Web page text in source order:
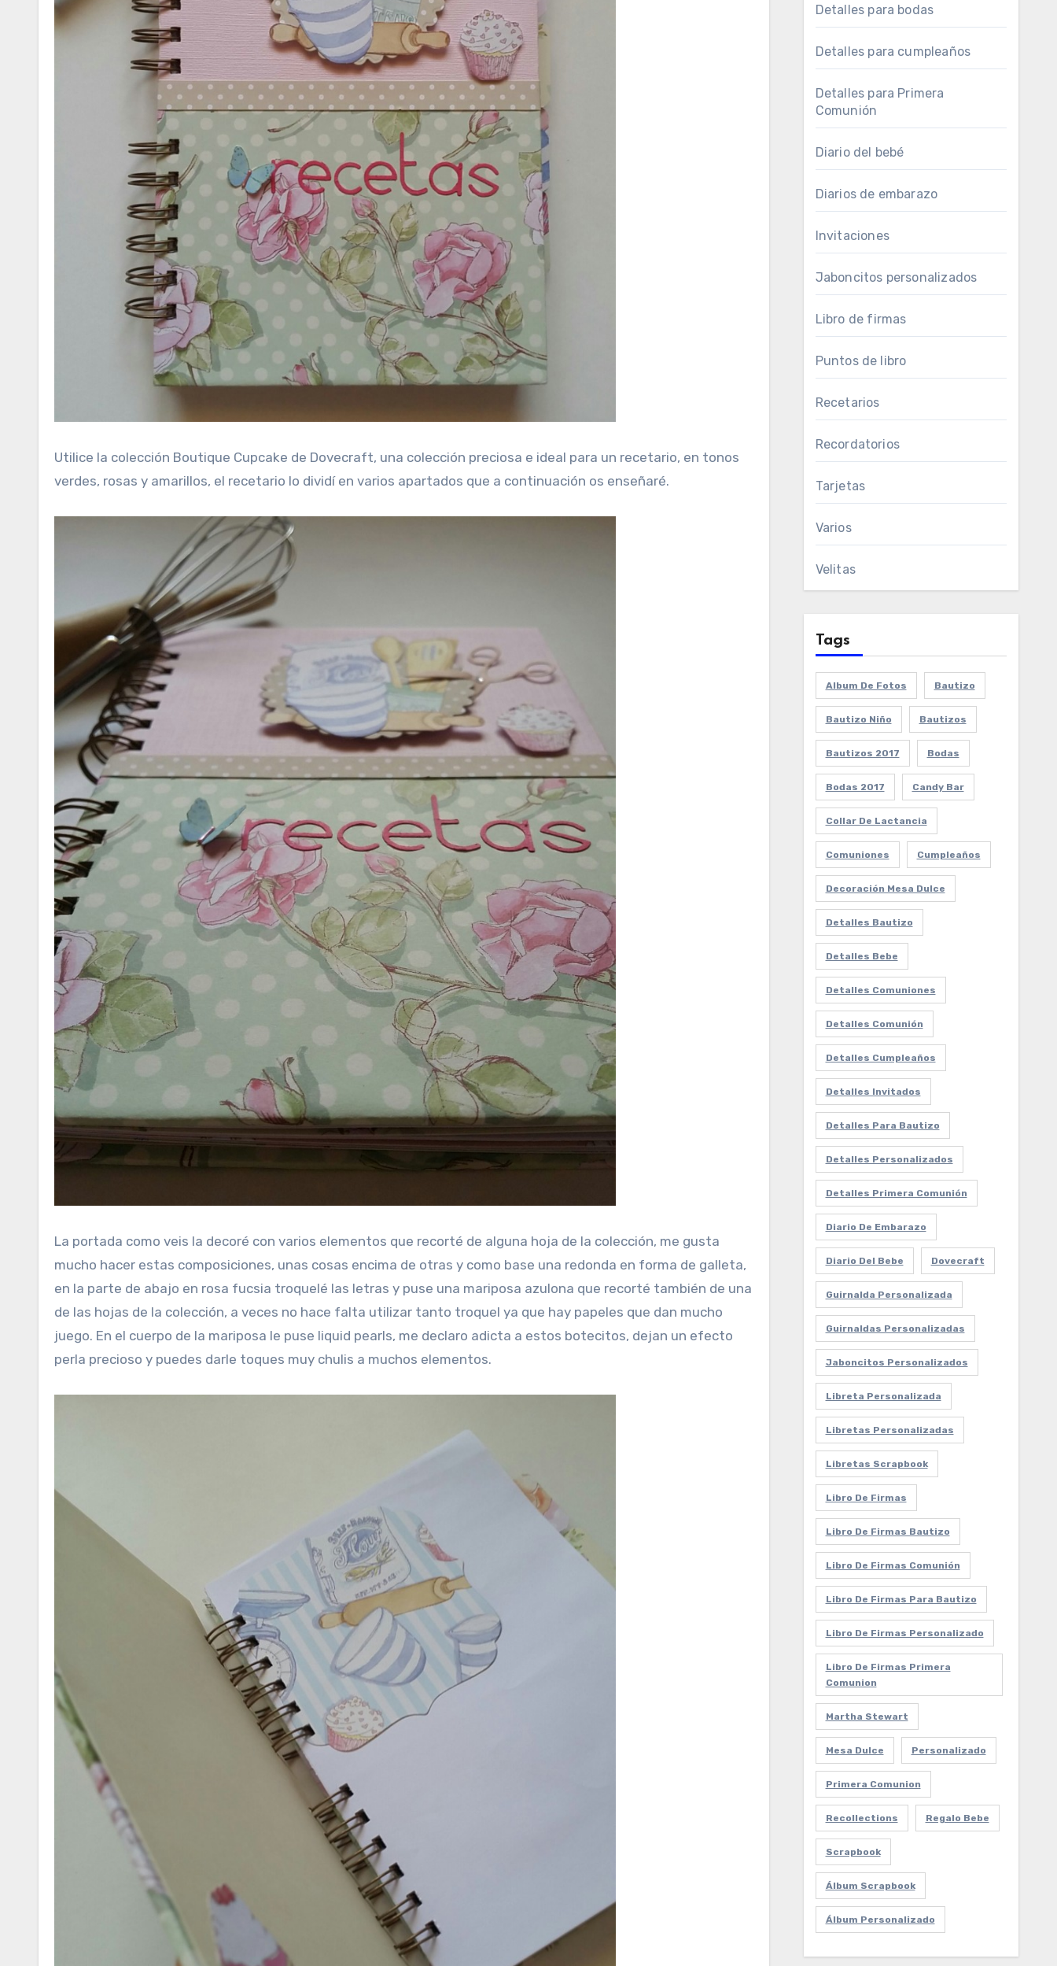
Utilice la colección Boutique Cupcake de Dovecraft, una colección preciosa e ideal para un recetario, en tonos
verdes, rosas y amarillos, el recetario lo dividí en varios apartados que a continuación os enseñaré.
La portada como veis la decoré con varios elementos que recorté de alguna hoja de la colección, me gusta
mucho hacer estas composiciones, unas cosas encima de otras y como base una redonda en forma de galleta,
en la parte de abajo en rosa fucsia troquelé las letras y puse una mariposa azulona que recorté también de una
de las hojas de la colección, a veces no hace falta utilizar tanto troquel ya que hay papeles que dan mucho
juego. En el cuerpo de la mariposa le puse liquid pearls, me declaro adicta a estos botecitos, dejan un efecto
perla precioso y puedes darle toques muy chulis a muchos elementos.
Detalles para bodas
Detalles para cumpleaños
Detalles para Primera
Comunión
Diario del bebé
Diarios de embarazo
Invitaciones
Jaboncitos personalizados
Libro de firmas
Puntos de libro
Recetarios
Recordatorios
Tarjetas
Varios
Velitas
Tags
Album De Fotos Bautizo
Bautizo Niño Bautizos
Bautizos 2017 Bodas
Bodas 2017 Candy Bar
Collar De Lactancia
Comuniones Cumpleaños
Decoración Mesa Dulce
Detalles Bautizo
Detalles Bebe
Detalles Comuniones
Detalles Comunión
Detalles Cumpleaños
Detalles Invitados
Detalles Para Bautizo
Detalles Personalizados
Detalles Primera Comunión
Diario De Embarazo
Diario Del Bebe Dovecraft
Guirnalda Personalizada
Guirnaldas Personalizadas
Jaboncitos Personalizados
Libreta Personalizada
Libretas Personalizadas
Libretas Scrapbook
Libro De Firmas
Libro De Firmas Bautizo
Libro De Firmas Comunión
Libro De Firmas Para Bautizo
Libro De Firmas Personalizado
Libro De Firmas Primera
Comunion
Martha Stewart
Mesa Dulce Personalizado
Primera Comunion
Recollections Regalo Bebe
Scrapbook
Álbum Scrapbook
Álbum Personalizado